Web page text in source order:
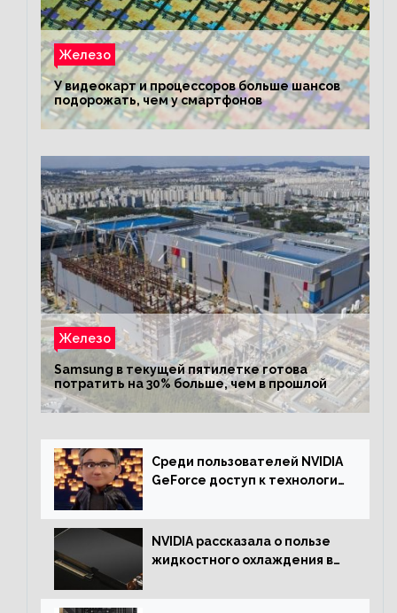
Железо
У видеокарт и процессоров больше шансов
подорожать, чем у смартфонов
Железо
Samsung в текущей пятилетке готова
потратить на 30% больше, чем в прошлой
Среди пользователей NVIDIA
GeForce доступ к технологии
NVIDIA рассказала о пользе
жидкостного охлаждения в